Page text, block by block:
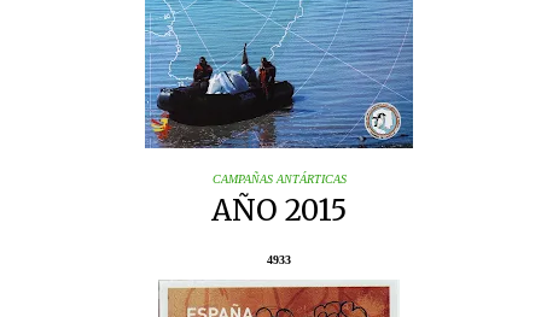
CAMPAÑAS ANTÁRTICAS
AÑO 2015
4933